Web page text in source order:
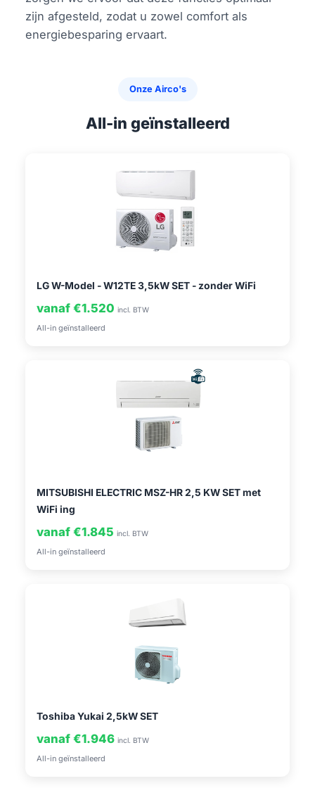
zijn afgesteld, zodat u zowel comfort als
energiebesparing ervaart.
Onze Airco's
All-in geïnstalleerd
LG W-Model - W12TE 3,5kW SET - zonder WiFi
vanaf €1.520 incl. BTW
All-in geïnstalleerd
MITSUBISHI ELECTRIC MSZ-HR 2,5 KW SET met
WiFi ing
vanaf €1.845 incl. BTW
All-in geïnstalleerd
Toshiba Yukai 2,5kW SET
vanaf €1.946 incl. BTW
All-in geïnstalleerd